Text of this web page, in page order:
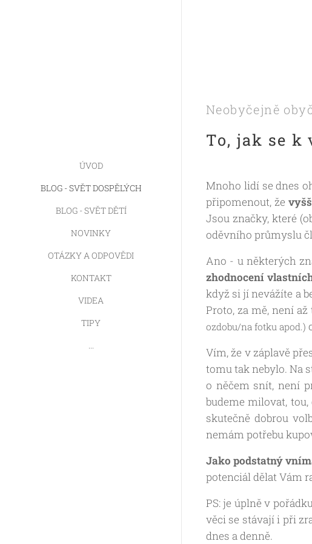
ÚVOD
BLOG - SVĚT DOSPĚLÝCH
BLOG - SVĚT DĚTÍ
NOVINKY
OTÁZKY A ODPOVĚDI
KONTAKT
VIDEA
TIPY
...
Neobyčejně
To, jak se k
Mnoho lidí se dnes
připomenout, že
Jsou značky, které
oděvního průmyslu
Ano - u některých
zhodnocení
když si jí nevážíte a
Proto, za mě, není
ozdobu/na fotku apod.)
Vím, že v záplavě
tomu tak nebylo. Na
o něčem snít, není
budeme milovat,
skutečně dobrou
nemám potřebu
Jako podstatný
potenciál dělat Vám
PS: je úplně v
věci se stávají i při
dnes a denně.